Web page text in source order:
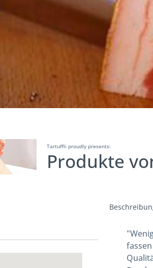
Tartuffli proudly presents:
Produkte